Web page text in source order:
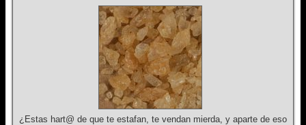
¿Estas hart@ de que te estafan, te vendan mierda, y aparte de eso